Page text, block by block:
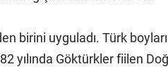
birini uyguladı. Türk
yılında Göktürkler fiilen